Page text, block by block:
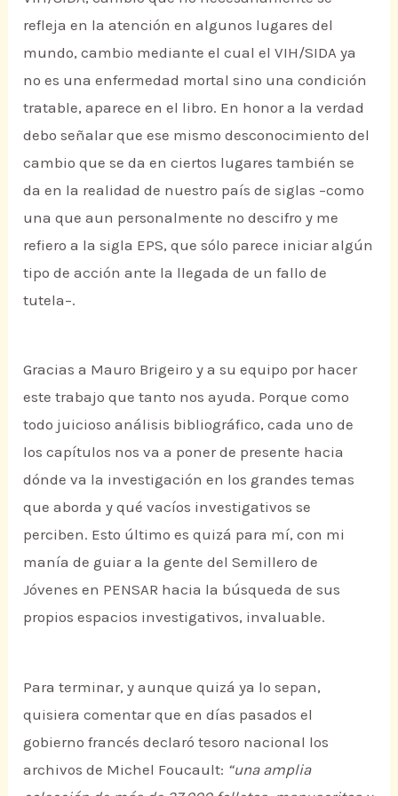
refleja en la atención en algunos lugares del
mundo, cambio mediante el cual el VIH/SIDA ya
no es una enfermedad mortal sino una condición
tratable, aparece en el libro. En honor a la verdad
debo señalar que ese mismo desconocimiento del
cambio que se da en ciertos lugares también se
da en la realidad de nuestro país de siglas –como
una que aun personalmente no descifro y me
refiero a la sigla EPS, que sólo parece iniciar algún
tipo de acción ante la llegada de un fallo de
tutela–.
Gracias a Mauro Brigeiro y a su equipo por hacer
este trabajo que tanto nos ayuda. Porque como
todo juicioso análisis bibliográfico, cada uno de
los capítulos nos va a poner de presente hacia
dónde va la investigación en los grandes temas
que aborda y qué vacíos investigativos se
perciben. Esto último es quizá para mí, con mi
manía de guiar a la gente del Semillero de
Jóvenes en PENSAR hacia la búsqueda de sus
propios espacios investigativos, invaluable.
Para terminar, y aunque quizá ya lo sepan,
quisiera comentar que en días pasados el
gobierno francés declaró tesoro nacional los
archivos de Michel Foucault: “una amplia